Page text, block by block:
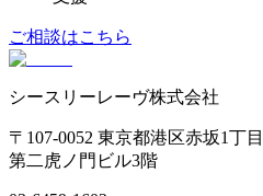
ご相談はこちら
シースリーレーヴ株式会社
〒107-0052 東京都港区赤坂1丁
第二虎ノ門ビル3階